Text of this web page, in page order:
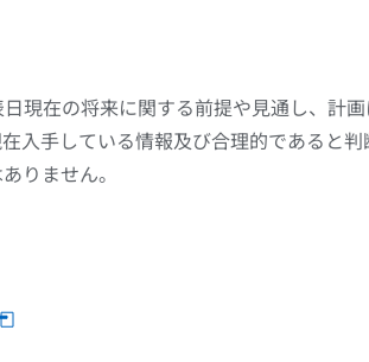
現在の将来に関する前提や見通し、計
入手している情報及び合理的であると
りません。